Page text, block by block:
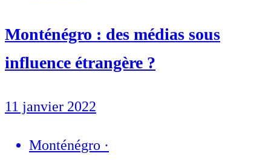
Monténégro : des médias sous
influence étrangère ?
11 janvier 2022
Monténégro ·